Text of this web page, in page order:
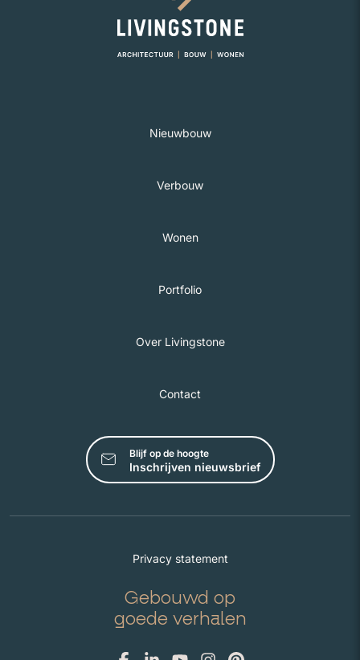
Nieuwbouw
Verbouw
Wonen
Portfolio
Over Livingstone
Contact
Blijf op de hoogte
Inschrijven nieuwsbrief
Privacy statement
Gebouwd op
goede verhalen
FacebookLinkedinYoutubeInstagramPinterest